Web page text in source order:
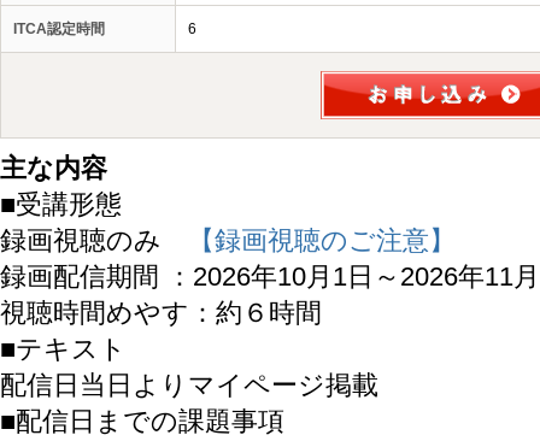
ITCA認定時間 6
主な内容
■受講形態
録画視聴のみ
【録画視聴のご注意】
録画配信期間 ：2026年10月1日～2026年11
視聴時間めやす：約６時間
■テキスト
配信日当日よりマイページ掲載
■配信日までの課題事項